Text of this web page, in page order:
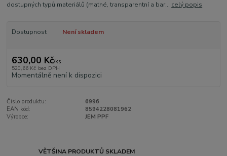
dostupných typů materiálů (matné, transparentní a bar... celý popis
Dostupnost Není skladem
630,00 Kč/ks
520,66 Kč bez DPH
Momentálně není k dispozici
Číslo produktu:
6996
EAN kód:
8594228081962
Výrobce:
JEM PPF
VĚTŠINA PRODUKTŮ SKLADEM